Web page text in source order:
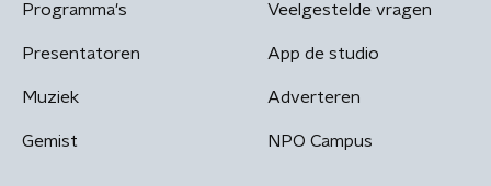
Programma's
Presentatoren
Muziek
Gemist
Veelgestelde vragen
App de studio
Adverteren
NPO Campus